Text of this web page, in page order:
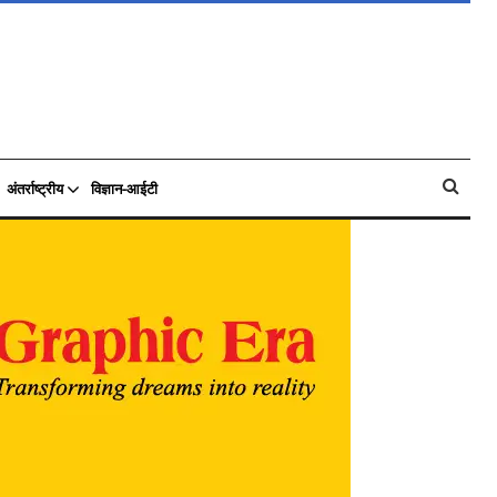
अंतर्राष्ट्रीय विज्ञान-आईटी